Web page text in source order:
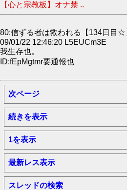
【心と宗教板】オナ禁 ..
80:信ずる者は救われる【134日目
09/01/22 12:46:20 L5EUCm3E
我生存也。
ID:fEpMgtmr要通報也
次ページ
続きを表示
1を表示
最新レス表示
スレッドの検索